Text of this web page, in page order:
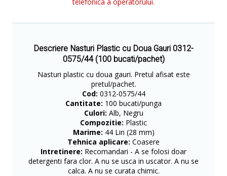
Descriere Nasturi Plastic cu Doua Gauri 0312-
0575/44 (100 bucati/pachet)
Nasturi plastic cu doua gauri. Pretul afisat este
pretul/pachet.
Cod: 0312-0575/44
Cantitate: 100 bucati/punga
Culori: Alb, Negru
Compozitie: Plastic
Marime: 44 Lin (28 mm)
Tehnica aplicare: Coasere
Intretinere: Recomandari - A se folosi doar
detergenti fara clor. A nu se usca in uscator. A nu se
calca. A nu se curata chimic.